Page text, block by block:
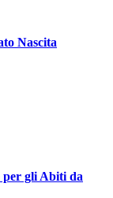
Nascita
per gli Abiti da